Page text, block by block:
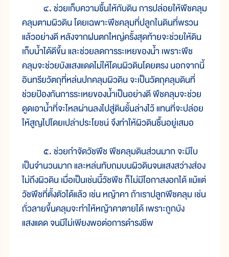
๔. ช่วยเก็บความชื้นให้กับดิน การปล่อยให้พืชคลุม
คลุมตามผิวดิน โดยเฉพาะพืชคลุมที่ปลูกในดินที่พรวน
แล้วอย่างดี หลังจากฝนตกใหญ่ครั้งสุดท้ายจะช่วยให้ดิน
เก็บน้ำได้ดีขึ้น และช่วยลดการระเหยของน้ำ เพราะพืช
คลุมจะช่วยบังแสงแดดไม่ให้โดนผิวดินโดยตรง นอกจากนี้
อินทรียวัตถุที่หล่นปกคลุมผิวดิน จะเป็นวัตถุคลุมดินที่
ช่วยป้องกันการระเหยของน้ำเป็นอย่างดี พืชคลุมจะช่วย
ดูดเอาน้ำที่จะไหลผ่านลงไปสู่ดินชั้นล่างไว้ แทนที่จะปล่อย
ให้สูญไปโดยเปล่าประโยชน์ จึงทำให้ผิวดินชื้นอยู่เสมอ
๕. ช่วยกำจัดวัชพืช พืชคลุมดินส่วนมาก จะมีใบ
เป็นจำนวนมาก และหล่นทับถมบนผิวดินจนแสงสว่างส่อง
ไม่ถึงผิวดิน เมื่อเป็นเช่นนี้วัชพืช ก็ไม่มีโอกาสงอกได้ แม้แต่
วัชพืชที่ตั้งตัวได้แล้ว เช่น หญ้าคา ถ้าเราปลูกพืชคลุม เช่น
ถั่วลายขึ้นคลุมจะทำให้หญ้าคาตายได้ เพราะถูกบัง
แสงแดด จนมีไม่เพียงพอต่อการดำรงชีพ